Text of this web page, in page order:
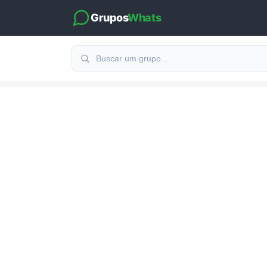
GruposWhats